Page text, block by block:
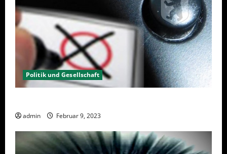
Politik und Gesellschaft
admin Februar 9, 2023